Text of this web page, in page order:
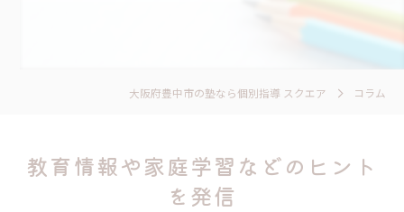
大阪府豊中市の塾なら個別指導 スクエア コラム
教育情報や家庭学習などのヒント
を発信